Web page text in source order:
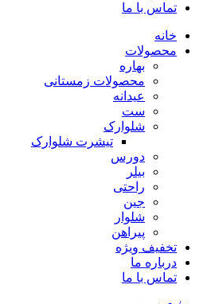
تماس با ما
خانه
محصولات
بهاره
محصولات زمستانی
عیدانه
ست
شلوارک
تیشرت شلوارک
دورس
بیلر
راحتی
جین
شلوار
پیراهن
تخفیف ویژه
درباره ما
تماس با ما